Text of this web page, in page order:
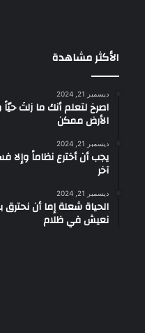
الأكثر مشاهدة
ديسمبر 21, 2024
‫اصرخ لتعلم أنك ما زلتَ
الأرض ممكن
ديسمبر 21, 2024
يجب أن أخترع نظاماً وإلا
آخر
ديسمبر 21, 2024
الحياة شعلة إما أن نحترق
نعيش في ظلام